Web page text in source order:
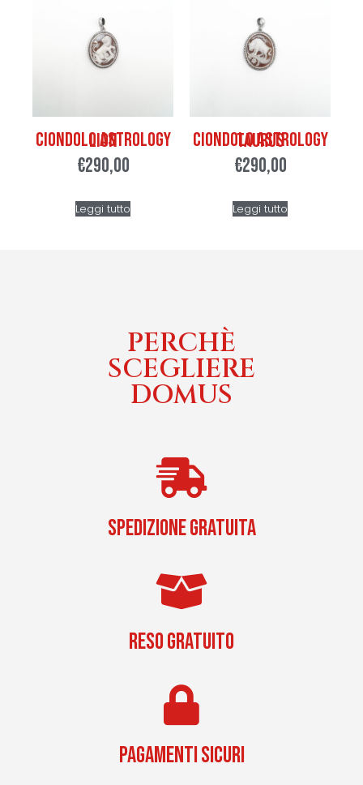
Ciondolo Astrology Lion
€290,00
Leggi tutto
Ciondolo Astrology Taurus
€290,00
Leggi tutto
PERCHÈ
SCEGLIERE
DOMUS
SPEDIZIONE GRATUITA
RESO GRATUITO
PAGAMENTI SICURI